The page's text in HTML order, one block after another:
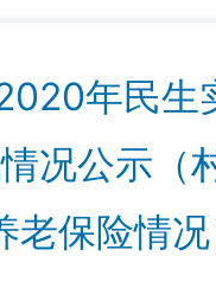
年民生
况公示（
老保险情况